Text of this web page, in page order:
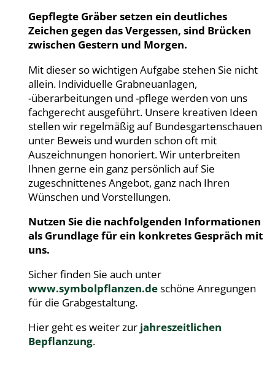
Gepflegte Gräber setzen ein deutliches
Zeichen gegen das Vergessen, sind Brücken
zwischen Gestern und Morgen.
Mit dieser so wichtigen Aufgabe stehen Sie nicht
allein. Individuelle Grabneuanlagen,
-überarbeitungen und -pflege werden von uns
fachgerecht ausgeführt. Unsere kreativen Ideen
stellen wir regelmäßig auf Bundesgartenschauen
unter Beweis und wurden schon oft mit
Auszeichnungen honoriert. Wir unterbreiten
Ihnen gerne ein ganz persönlich auf Sie
zugeschnittenes Angebot, ganz nach Ihren
Wünschen und Vorstellungen.
Nutzen Sie die nachfolgenden Informationen
als Grundlage für ein konkretes Gespräch mit
uns.
Sicher finden Sie auch unter
www.symbolpflanzen.deschöne Anregungen
für die Grabgestaltung.
Hier geht es weiter zur jahreszeitlichen
Bepflanzung.